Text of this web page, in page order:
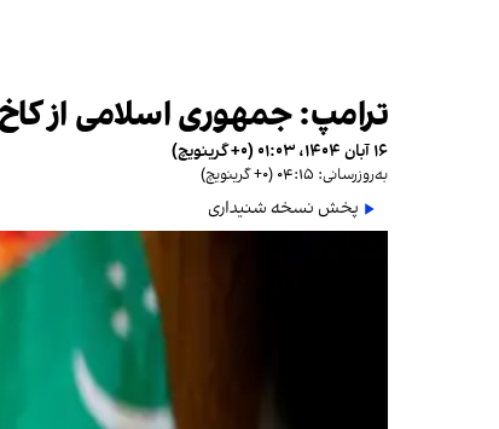
ترامپ: جمهوری اسلامی از
۱۶ آبان ۱۴۰۴، ۰۱:۰۳ (‎+۰ گرینویچ)
به‌روزرسانی: ۰۴:۱۵ (‎+۰ گرینویچ)
پخش نسخه شنیداری